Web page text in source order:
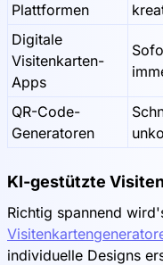
Plattformen
Digitale
Visitenkarten-
Apps
QR-Code-
Generatoren
KI-gestützte
Richtig spannend
individuelle Designs